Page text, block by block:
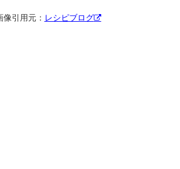
像引用元： レシピブログ